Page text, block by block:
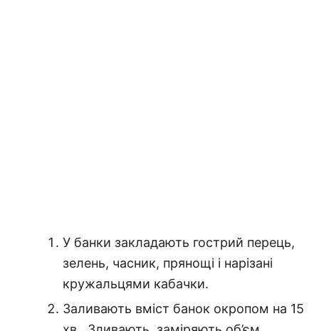
У банки закладають гострий перець,
зелень, часник, прянощі і нарізані
кружальцями кабачки.
Заливають вміст банок окропом на 15